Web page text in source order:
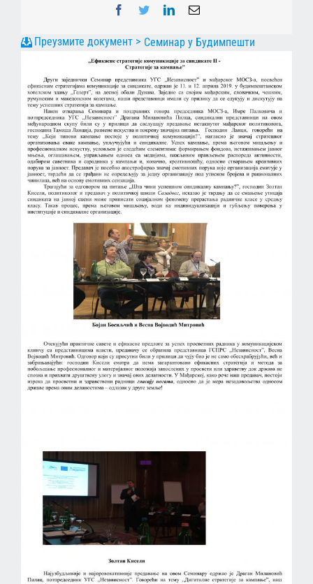
Facebook
TwitterLinkedInEmail
Семинар у Будимпешти